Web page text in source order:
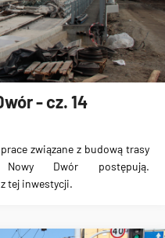
- cz. 14
związane z budową trasy
Nowy Dwór postępują.
tej inwestycji.